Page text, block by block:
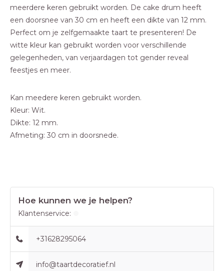
meerdere keren gebruikt worden. De cake drum heeft
een doorsnee van 30 cm en heeft een dikte van 12 mm.
Perfect om je zelfgemaakte taart te presenteren! De
witte kleur kan gebruikt worden voor verschillende
gelegenheden, van verjaardagen tot gender reveal
feestjes en meer.
Kan meedere keren gebruikt worden.
Kleur: Wit.
Dikte: 12 mm.
Afmeting: 30 cm in doorsnede.
Hoe kunnen we je helpen?
Klantenservice:
+31628295064
info@taartdecoratief.nl